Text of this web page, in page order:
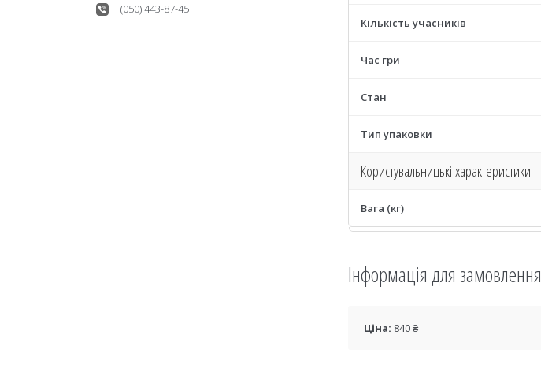
Кількість учасників
Час гри
Стан
Тип упаковки
Користувальницькі характеристики
Вага (кг)
Інформація для замовлення
Ціна: 840 ₴
(050) 443-87-45